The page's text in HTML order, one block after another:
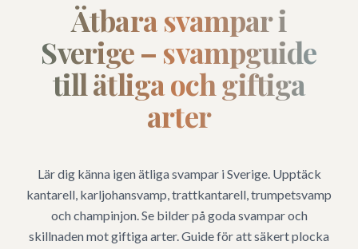
Ätbara svampar i
Sverige – svampguide
till ätliga och giftiga
arter
Lär dig känna igen ätliga svampar i Sverige. Upptäck
kantarell, karljohansvamp, trattkantarell, trumpetsvamp
och champinjon. Se bilder på goda svampar och
skillnaden mot giftiga arter. Guide för att säkert plocka